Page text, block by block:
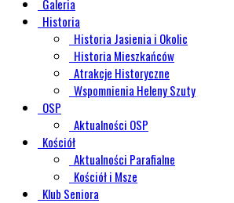
Galeria
Historia
Historia Jasienia i Okolic
Historia Mieszkańców
Atrakcje Historyczne
Wspomnienia Heleny Szuty
OSP
Aktualności OSP
Kościół
Aktualności Parafialne
Kościół i Msze
Klub Seniora